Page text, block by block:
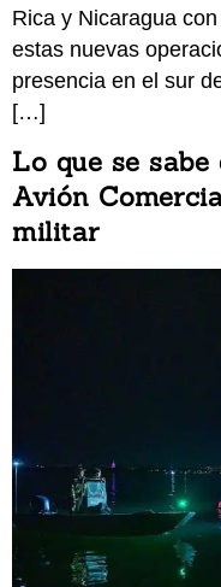
Rica y Nicaragua
estas nuevas
presencia en el sur
[…]
Lo que se
Avión
militar